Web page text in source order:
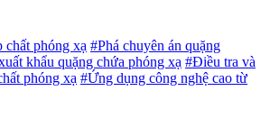
chất phóng xạ #Phá chuyên án quặng
khẩu quặng chứa phóng xạ #Điều tra và
phóng xạ #Ứng dụng công nghệ cao từ